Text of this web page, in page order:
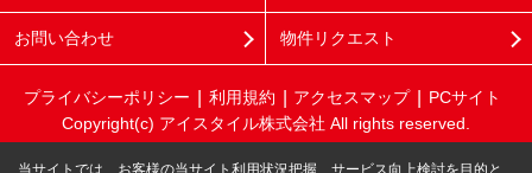
お問い合わせ 物件リクエスト
プライバシーポリシー 利用規約 アクセスマップ
PCサイト
Copyright(c) アイスタイル株式会社 All rights reserved.
当サイトでは、お客様の当サイト利用状況把握、サービス向上検討を目的と